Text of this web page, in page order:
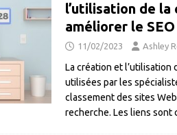
l’utilisation de
améliorer le SEO
11/02/2023 Ashley
La création et
utilisées par les
classement des sites
recherche. Les liens sont